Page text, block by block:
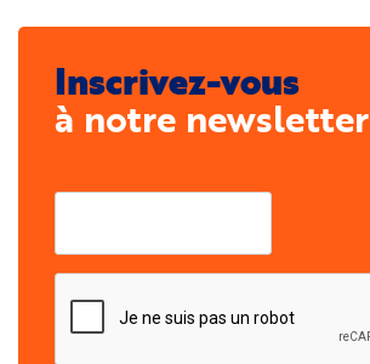
Inscrivez-vous
à notre newsletter